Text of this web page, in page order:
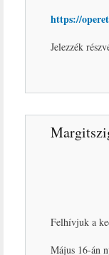
https://
Jelezzék
Felhívjuk a
Május 16-án